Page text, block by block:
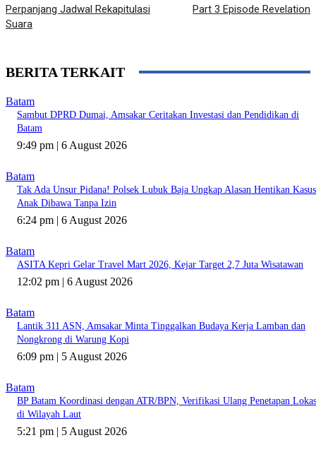
Perpanjang Jadwal Rekapitulasi
Suara
Part 3 Episode Revelation
BERITA TERKAIT
Batam
Sambut DPRD Dumai, Amsakar Ceritakan Investasi dan Pendidikan di
Batam
9:49 pm | 6 August 2026
Batam
Tak Ada Unsur Pidana! Polsek Lubuk Baja Ungkap Alasan Hentikan Kasus
Anak Dibawa Tanpa Izin
6:24 pm | 6 August 2026
Batam
ASITA Kepri Gelar Travel Mart 2026, Kejar Target 2,7 Juta Wisatawan
12:02 pm | 6 August 2026
Batam
Lantik 311 ASN, Amsakar Minta Tinggalkan Budaya Kerja Lamban dan
Nongkrong di Warung Kopi
6:09 pm | 5 August 2026
Batam
BP Batam Koordinasi dengan ATR/BPN, Verifikasi Ulang Penetapan
di Wilayah Laut
5:21 pm | 5 August 2026